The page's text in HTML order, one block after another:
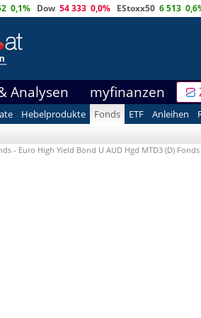
0,1% Dow 54 333 0,0% EStoxx50 6 513
Analysen myfinanzen
Hebelprodukte Fonds ETF Anleihen
- Euro High Yield Bond U AUD Hgd MTD3 (D) Fonds